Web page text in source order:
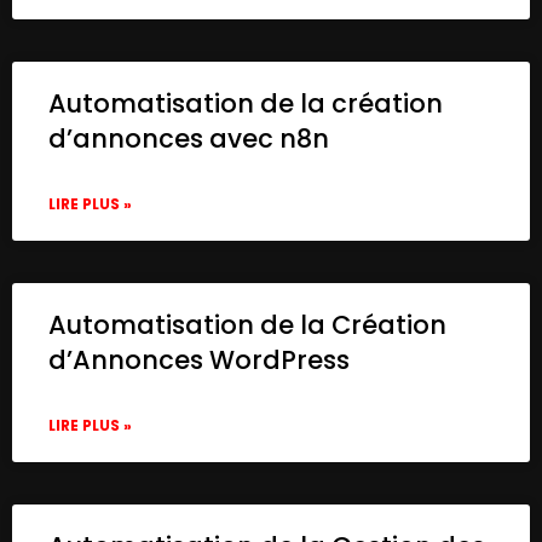
Automatisation de la création
d’annonces avec n8n
LIRE PLUS »
Automatisation de la Création
d’Annonces WordPress
LIRE PLUS »